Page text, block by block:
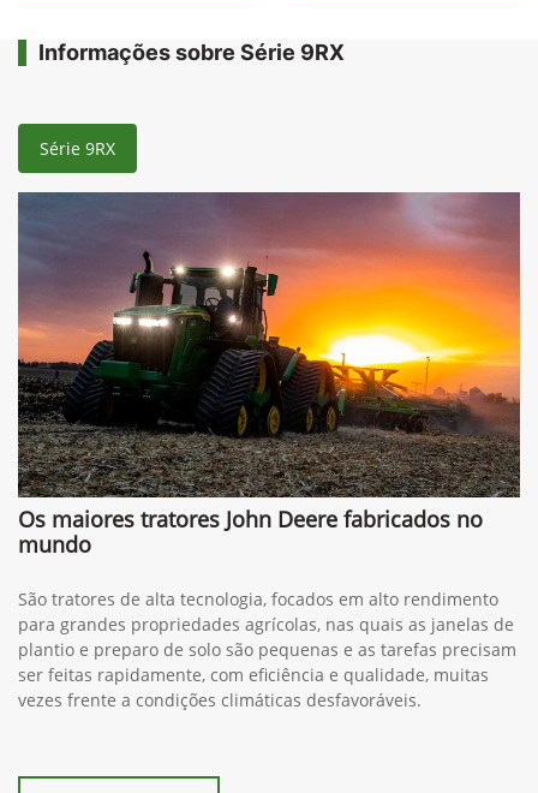
Informações sobre Série 9RX
Série 9RX
Os maiores tratores John Deere fabricados no
mundo
São tratores de alta tecnologia, focados em alto rendimento
para grandes propriedades agrícolas, nas quais as janelas de
plantio e preparo de solo são pequenas e as tarefas precisam
ser feitas rapidamente, com eficiência e qualidade, muitas
vezes frente a condições climáticas desfavoráveis.